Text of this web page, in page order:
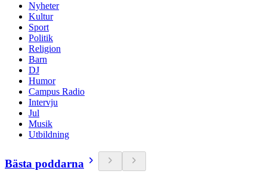
Nyheter
Kultur
Sport
Politik
Religion
Barn
DJ
Humor
Campus Radio
Intervju
Jul
Musik
Utbildning
Bästa poddarna